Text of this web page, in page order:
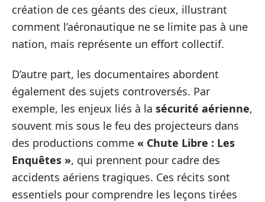
création de ces géants des cieux, illustrant
comment l’aéronautique ne se limite pas à une
nation, mais représente un effort collectif.
D’autre part, les documentaires abordent
également des sujets controversés. Par
exemple, les enjeux liés à la sécurité aérienne,
souvent mis sous le feu des projecteurs dans
des productions comme « Chute Libre : Les
Enquêtes », qui prennent pour cadre des
accidents aériens tragiques. Ces récits sont
essentiels pour comprendre les leçons tirées